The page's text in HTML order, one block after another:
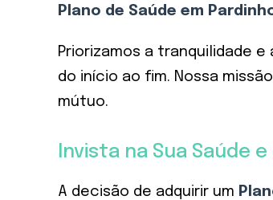
Plano de Saúde em
Priorizamos a tranquilidade
do início ao fim. Nossa
mútuo.
Invista na Sua Saúde
A decisão de adquirir um